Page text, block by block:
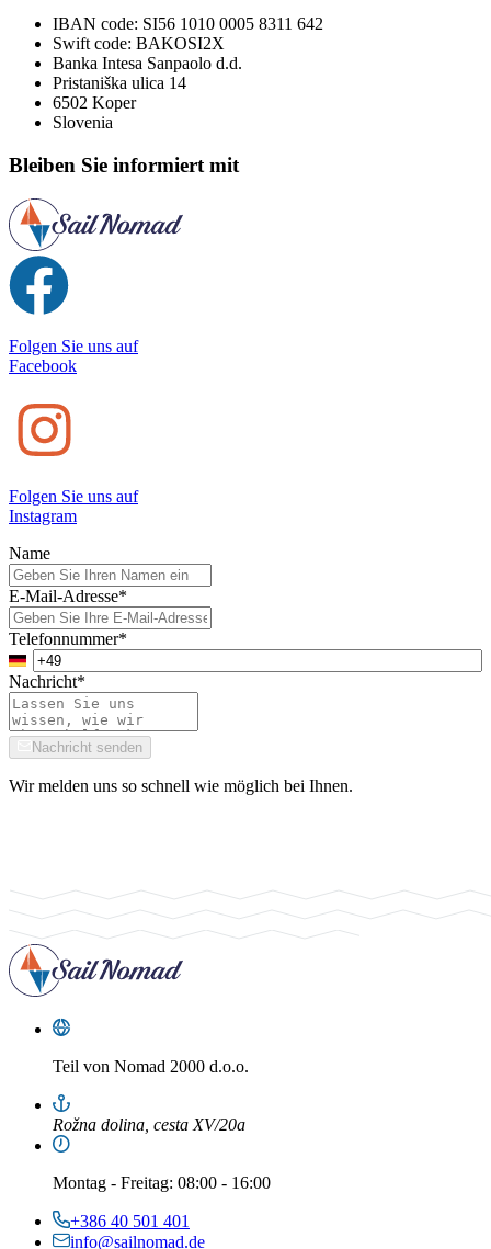
IBAN code: SI56 1010 0005 8311 642
Swift code: BAKOSI2X
Banka Intesa Sanpaolo d.d.
Pristaniška ulica 14
6502 Koper
Slovenia
Bleiben Sie informiert mit
Folgen Sie uns auf
Facebook
Folgen Sie uns auf
Instagram
Name
E-Mail-Adresse*
Telefonnummer*
Nachricht*
Nachricht senden
Wir melden uns so schnell wie möglich bei Ihnen.
Teil von Nomad 2000 d.o.o.
Rožna dolina, cesta XV/20a
Montag - Freitag: 08:00 - 16:00
+386 40 501 401
info@sailnomad.de